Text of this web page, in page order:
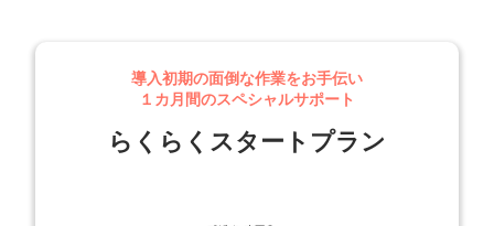
導入初期の面倒な作業をお手伝い
１カ月間のスペシャルサポート
らくらくスタートプラン